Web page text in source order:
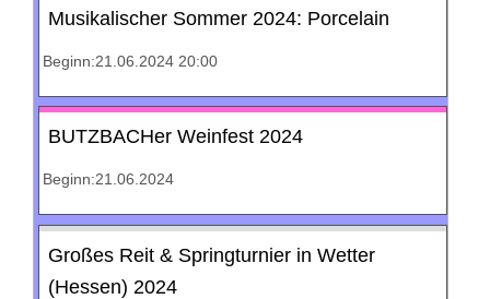
Musikalischer Sommer 2024: Porcelain
Beginn:21.06.2024 20:00
BUTZBACHer Weinfest 2024
Beginn:21.06.2024
Großes Reit & Springturnier in Wetter
(Hessen) 2024